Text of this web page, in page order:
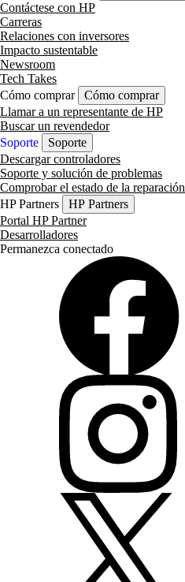
Contáctese con HP
Carreras
Relaciones con inversores
Impacto sustentable
Newsroom
Tech Takes
Cómo comprar
Cómo comprar
Llamar a un representante de HP
Buscar un revendedor
Soporte
Soporte
Descargar controladores
Soporte y solución de problemas
Comprobar el estado de la reparación
HP Partners
HP Partners
Portal HP Partner
Desarrolladores
Permanezca conectado